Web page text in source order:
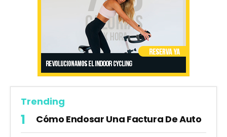
Trending
Cómo Endosar Una Factura De Auto